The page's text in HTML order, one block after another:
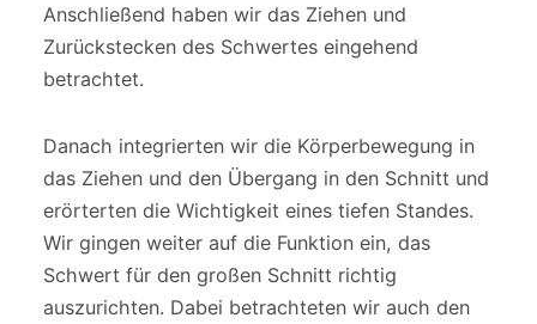
Anschließend haben wir das Ziehen und
Zurückstecken des Schwertes eingehend
betrachtet.
Danach integrierten wir die Körperbewegung in
das Ziehen und den Übergang in den Schnitt und
erörterten die Wichtigkeit eines tiefen Standes.
Wir gingen weiter auf die Funktion ein, das
Schwert für den großen Schnitt richtig
auszurichten. Dabei betrachteten wir auch den